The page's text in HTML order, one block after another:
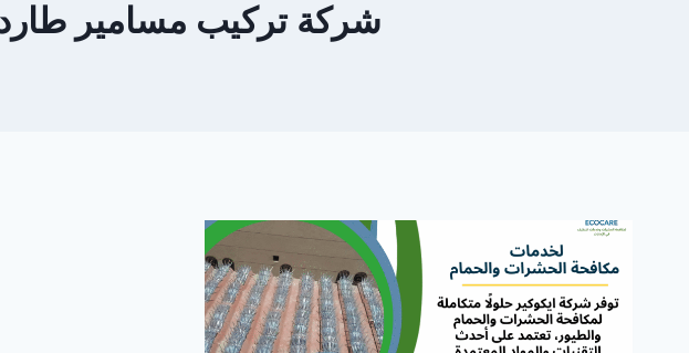
شركة تركيب مسامير